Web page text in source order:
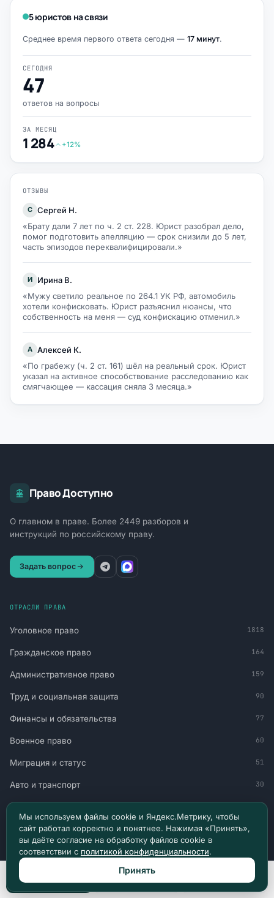
5 юристов на связи
Среднее время первого ответа сегодня — 17 минут.
СЕГОДНЯ
47
ответов на вопросы
ЗА МЕСЯЦ
1 284 +12%
ОТЗЫВЫ
С Сергей Н.
«Брату дали 7 лет по ч. 2 ст. 228. Юрист разобрал дело,
помог подготовить апелляцию — срок снизили до 5 лет,
часть эпизодов переквалифицировали.»
И
Ирина В.
«Мужу светило реальное по 264.1 УК РФ, автомобиль
хотели конфисковать. Юрист разъяснил нюансы, что
собственность на меня — суд конфискацию отменил.»
А Алексей К.
«По грабежу (ч. 2 ст. 161) шёл на реальный срок. Юрист
указал на активное способствование расследованию как
смягчающее — кассация сняла 3 месяца.»
Право Доступно
О главном в праве. Более 2449 разборов и
инструкций по российскому праву.
Задать вопрос
ОТРАСЛИ ПРАВА
Уголовное право 1818
Гражданское право 164
Административное право 159
Труд и социальная защита 90
Финансы и обязательства 77
Военное право 60
Миграция и статус 51
Авто и транспорт 30
НАВИГАЦИЯ
Главная
Все материалы
Новости и судебная практика
Мы используем файлы cookie и Яндекс.Метрику, чтобы
сайт работал корректно и понятнее. Нажимая «Принять»,
вы даёте согласие на обработку файлов cookie в
соответствии с политикой конфиденциальности.
Принять